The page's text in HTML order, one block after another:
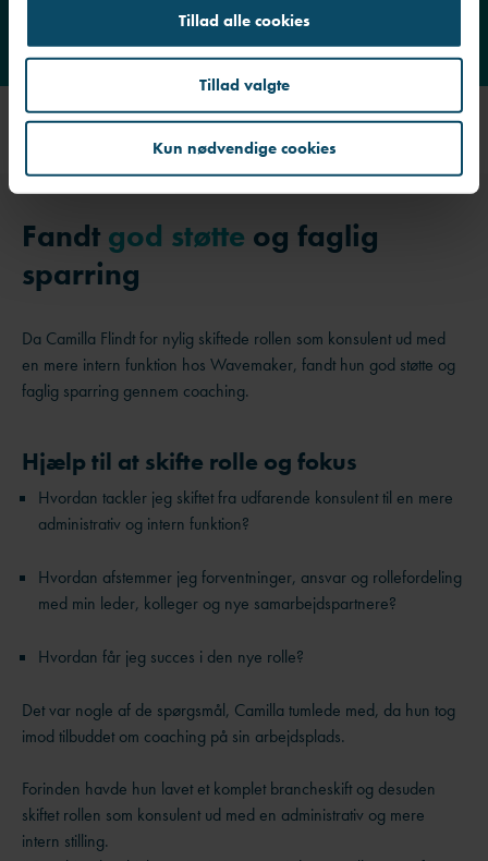
Tillad alle cookies
Tillad valgte
Kun nødvendige cookies
Fandt god støtte og faglig
sparring
Da Camilla Flindt for nylig skiftede rollen som konsulent ud med
en mere intern funktion hos Wavemaker, fandt hun god støtte og
faglig sparring gennem coaching.
Hjælp til at skifte rolle og fokus
Hvordan tackler jeg skiftet fra udfarende konsulent til en mere
administrativ og intern funktion?
Hvordan afstemmer jeg forventninger, ansvar og rollefordeling
med min leder, kolleger og nye samarbejdspartnere?
Hvordan får jeg succes i den nye rolle?
Det var nogle af de spørgsmål, Camilla tumlede med, da hun tog
imod tilbuddet om coaching på sin arbejdsplads.
Forinden havde hun lavet et komplet brancheskift og desuden
skiftet rollen som konsulent ud med en administrativ og mere
intern stilling.